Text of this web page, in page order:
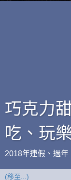
巧克力
吃、玩
2018年連假、過